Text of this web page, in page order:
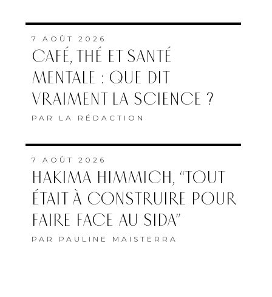
7 AOÛT 2026
CAFÉ, THÉ ET SANTÉ
MENTALE : QUE DIT
VRAIMENT LA SCIENCE ?
PAR LA RÉDACTION
7 AOÛT 2026
HAKIMA HIMMICH, “TOUT
ÉTAIT À CONSTRUIRE POUR
FAIRE FACE AU SIDA”
PAR PAULINE MAISTERRA